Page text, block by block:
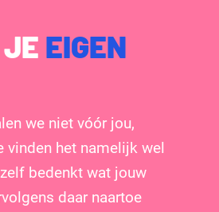
EIGEN
we niet vóór jou,
vinden het namelijk wel
bedenkt wat jouw
daar naartoe